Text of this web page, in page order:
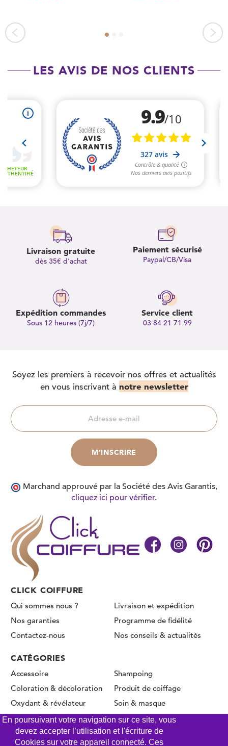
LES AVIS DE NOS CLIENTS
Livraison gratuite
dès 35€ d’achat
Paiement sécurisé
Paypal/CB/Visa
Expédition commandes
Sous 12 heures (7j/7)
Service client
03 84 21 71 99
CLICK COIFFURE
Qui sommes nous ?
Livraison et expédition
Nos garanties
Programme de fidélité
Contactez-nous
Nos conseils & actualités
CATÉGORIES
Accessoire
Coloration & décoloration
Oxydant & révélateur
Permanente & Lissage
Shampoing
Produit de coiffage
Soin & masque
Soyez les premiers à recevoir nos offres et actualités
en vous inscrivant à notre newsletter
Marchand approuvé par la Société des Avis Garantis,
cliquez ici pour vérifier.
En poursuivant votre navigation sur ce site, vous
devez accepter l’utilisation et l'écriture de
Cookies sur votre appareil connecté. Ces